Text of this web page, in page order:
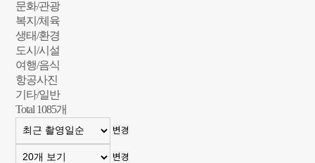
문화/관광
복지/체육
생태/환경
도시/시설
여행/음식
항공사진
기타/일반
Total 1085개
변경
변경